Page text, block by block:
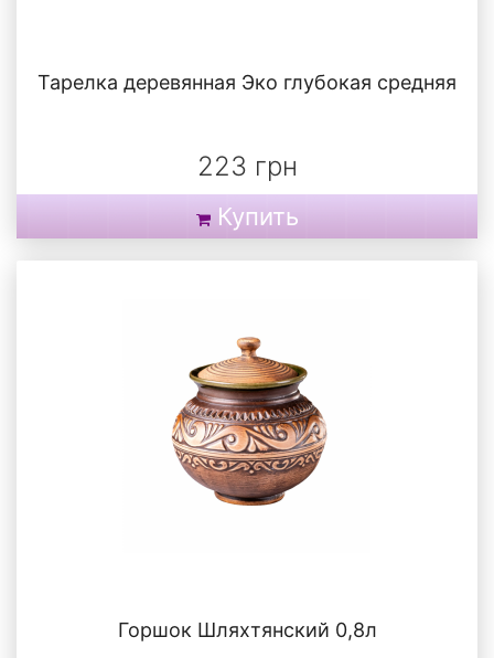
Тарелка деревянная Эко глубокая средняя
223 грн
Купить
Горшок Шляхтянский 0,8л